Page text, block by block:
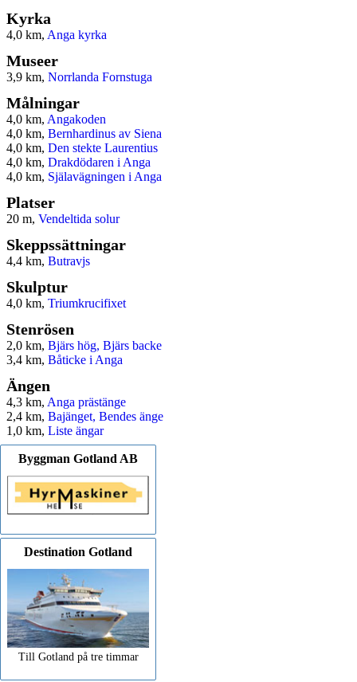
Kyrka
4,0 km, Anga kyrka
Museer
3,9 km, Norrlanda Fornstuga
Målningar
4,0 km, Angakoden
4,0 km, Bernhardinus av Siena
4,0 km, Den stekte Laurentius
4,0 km, Drakdödaren i Anga
4,0 km, Själavägningen i Anga
Platser
20 m, Vendeltida solur
Skeppssättningar
4,4 km, Butravjs
Skulptur
4,0 km, Triumkrucifixet
Stenrösen
2,0 km, Bjärs hög, Bjärs backe
3,4 km, Båticke i Anga
Ängen
4,3 km, Anga prästänge
2,4 km, Bajänget, Bendes änge
1,0 km, Liste ängar
Byggman Gotland AB
Destination Gotland
Till Gotland på tre timmar